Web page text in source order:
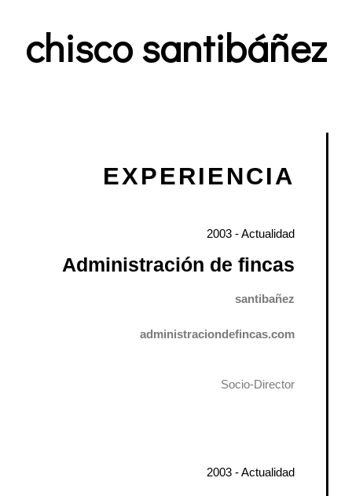
chisco santibáñez
EXPERIENCIA
2003 - Actualidad
Administración de fincas
santibañez
administraciondefincas.com
Socio-Director
2003 - Actualidad